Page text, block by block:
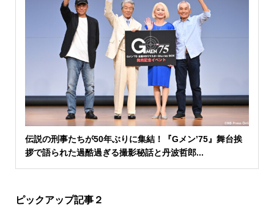
伝説の刑事たちが50年ぶりに集結！『Gメン’75』舞台挨
拶で語られた過酷過ぎる撮影秘話と丹波哲郎...
ピックアップ記事２